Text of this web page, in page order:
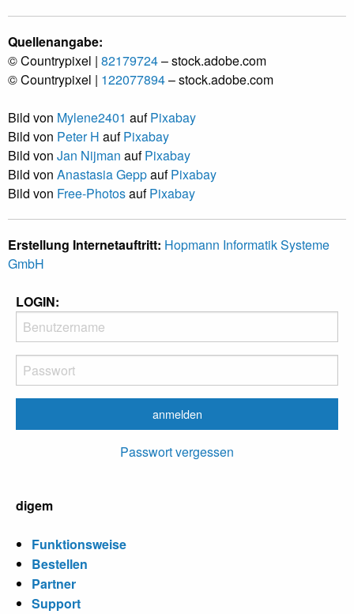
Quellenangabe:
© Countrypixel | 82179724– stock.adobe.com
© Countrypixel | 122077894– stock.adobe.com
Bild von Mylene2401 aufPixabay
Bild von Peter H aufPixabay
Bild von Jan Nijman aufPixabay
Bild von Anastasia GeppaufPixabay
Bild von Free-PhotosaufPixabay
Erstellung Internetauftritt: Hopmann Informatik Systeme
GmbH
LOGIN:
Passwort vergessen
digem
Funktionsweise
Bestellen
Partner
Support